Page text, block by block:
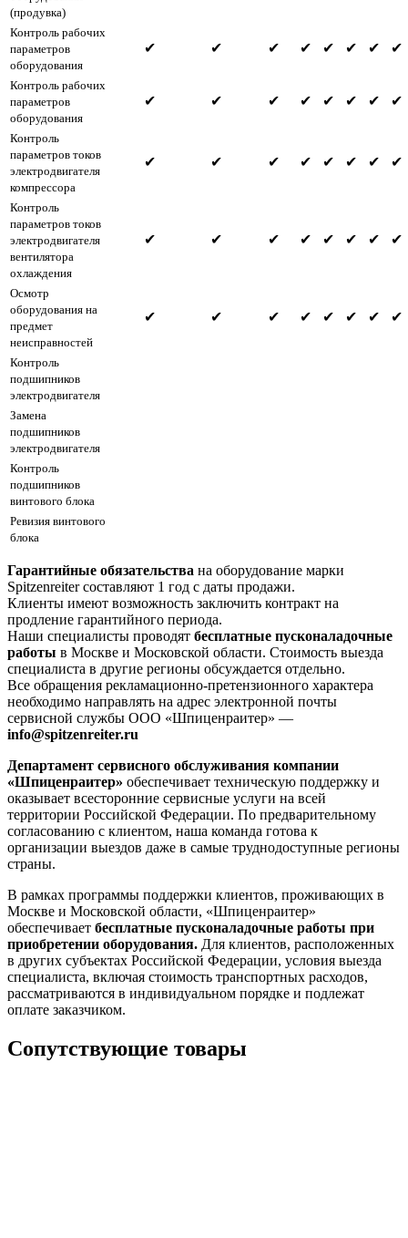
(продувка)
Контроль рабочих
параметров
оборудования
✔ ✔ ✔ ✔ ✔ ✔ ✔ ✔
Контроль рабочих
параметров
оборудования
✔ ✔ ✔ ✔ ✔ ✔ ✔ ✔
Контроль
параметров токов
электродвигателя
компрессора
✔ ✔ ✔ ✔ ✔ ✔ ✔ ✔
Контроль
параметров токов
электродвигателя
вентилятора
охлаждения
✔ ✔ ✔ ✔ ✔ ✔ ✔ ✔
Осмотр
оборудования на
предмет
неисправностей
✔ ✔ ✔ ✔ ✔ ✔ ✔ ✔
Контроль
подшипников
электродвигателя
Замена
подшипников
электродвигателя
Контроль
подшипников
винтового блока
Ревизия винтового
блока
Гарантийные обязательства на оборудование марки
Spitzenreiter составляют 1 год с даты продажи.
Клиенты имеют возможность заключить контракт на
продление гарантийного периода.
Наши специалисты проводят бесплатные пусконаладочные
работы в Москве и Московской области. Стоимость выезда
специалиста в другие регионы обсуждается отдельно.
Все обращения рекламационно-претензионного характера
необходимо направлять на адрес электронной почты
сервисной службы ООО «Шпиценраитер» —
info@spitzenreiter.ru
Департамент сервисного обслуживания компании
«Шпиценраитер» обеспечивает техническую поддержку и
оказывает всесторонние сервисные услуги на всей
территории Российской Федерации. По предварительному
согласованию с клиентом, наша команда готова к
организации выездов даже в самые труднодоступные регионы
страны.
В рамках программы поддержки клиентов, проживающих в
Москве и Московской области, «Шпиценраитер»
обеспечивает бесплатные пусконаладочные работы при
приобретении оборудования. Для клиентов, расположенных
в других субъектах Российской Федерации, условия выезда
специалиста, включая стоимость транспортных расходов,
рассматриваются в индивидуальном порядке и подлежат
оплате заказчиком.
Сопутствующие товары